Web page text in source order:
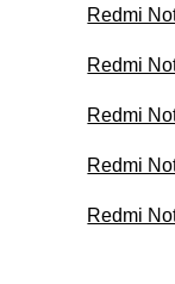
Redmi
Redmi
Redmi
Redmi
Redmi